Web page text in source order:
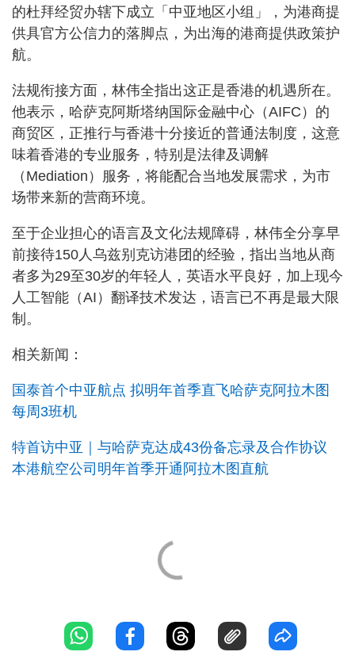
的杜拜经贸办辖下成立「中亚地区小组」，为港商提
供具官方公信力的落脚点，为出海的港商提供政策护
航。
法规衔接方面，林伟全指出这正是香港的机遇所在。
他表示，哈萨克阿斯塔纳国际金融中心（AIFC）的
商贸区，正推行与香港十分接近的普通法制度，这意
味着香港的专业服务，特别是法律及调解
（Mediation）服务，将能配合当地发展需求，为市
场带来新的营商环境。
至于企业担心的语言及文化法规障碍，林伟全分享早
前接待150人乌兹别克访港团的经验，指出当地从商
者多为29至30岁的年轻人，英语水平良好，加上现今
人工智能（AI）翻译技术发达，语言已不再是最大限
制。
相关新闻：
国泰首个中亚航点 拟明年首季直飞哈萨克阿拉木图
每周3班机
特首访中亚｜与哈萨克达成43份备忘录及合作协议
本港航空公司明年首季开通阿拉木图直航